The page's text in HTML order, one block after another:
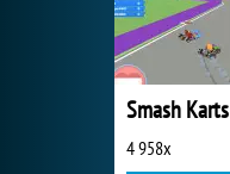
Smash Karts
4 958x